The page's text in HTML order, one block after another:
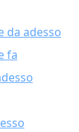
da adesso
fa